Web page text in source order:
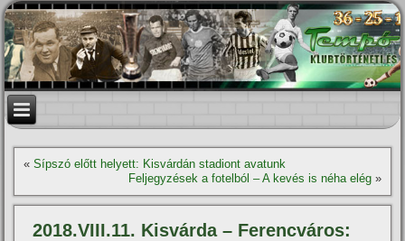
«Sí­pszó előtt helyett: Kisvárdán stadiont avatunk
Feljegyzések a fotelból – A kevés is néha elég»
2018.VIII.11. Kisvárda – Ferencváros: